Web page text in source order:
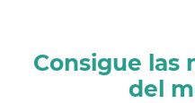
Consigue las
del